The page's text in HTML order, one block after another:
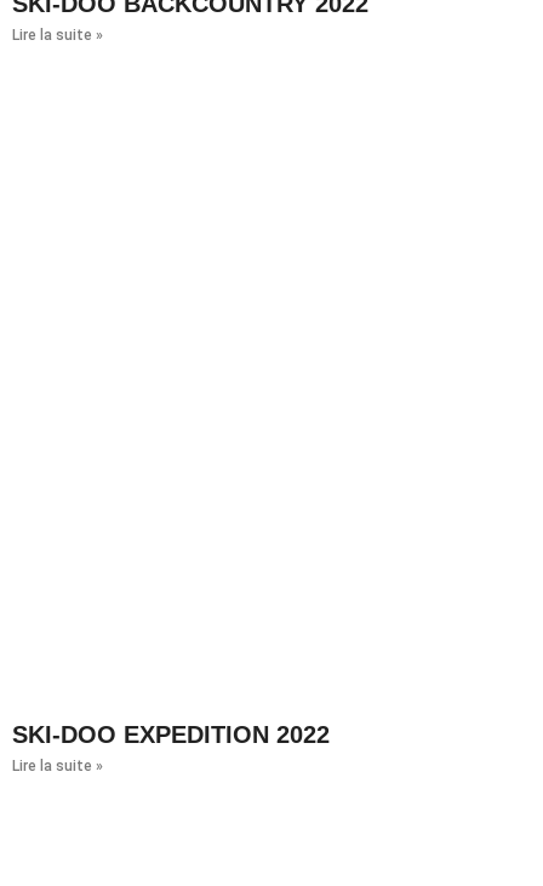
Lire la suite »
SKI-DOO EXPEDITION 2022
Lire la suite »